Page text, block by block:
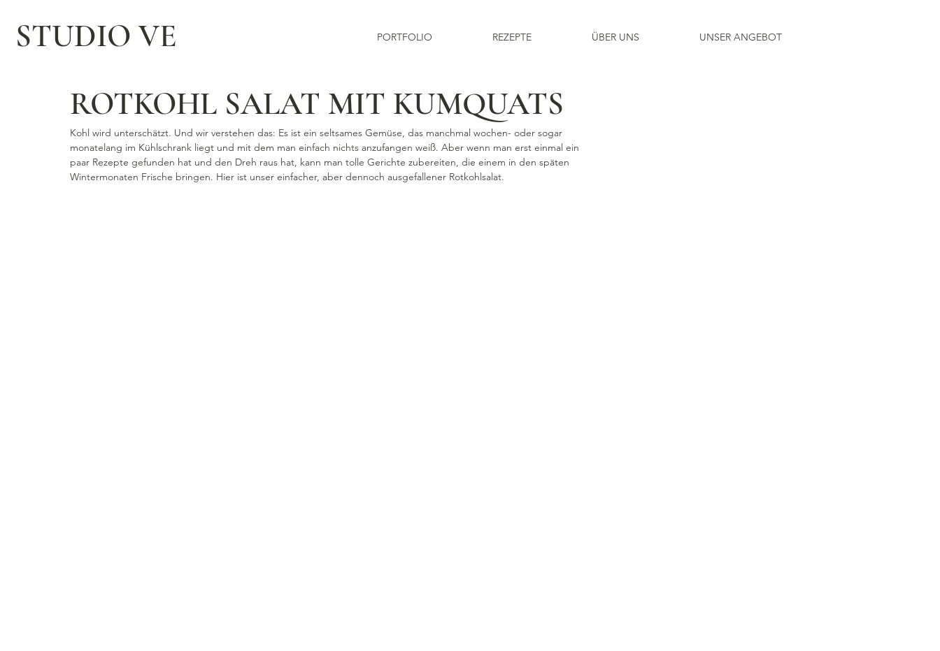
STUDIO VE PORTFOLIO REZEPTE ÜBER UNS UNSER ANGEBOT
ROTKOHL SALAT MIT KUMQUATS
Kohl wird unterschätzt. Und wir verstehen das: Es ist ein seltsames Gemüse, das manchmal wochen- oder sogar
monatelang im Kühlschrank liegt und mit dem man einfach nichts anzufangen weiß. Aber wenn man erst einmal ein
paar Rezepte gefunden hat und den Dreh raus hat, kann man tolle Gerichte zubereiten, die einem in den späten
Wintermonaten Frische bringen. Hier ist unser einfacher, aber dennoch ausgefallener Rotkohlsalat.